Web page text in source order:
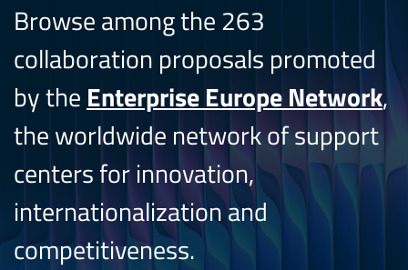
Browse among the 263
collaboration proposals promoted
by the Enterprise Europe Network,
the worldwide network of support
centers for innovation,
internationalization and
competitiveness.